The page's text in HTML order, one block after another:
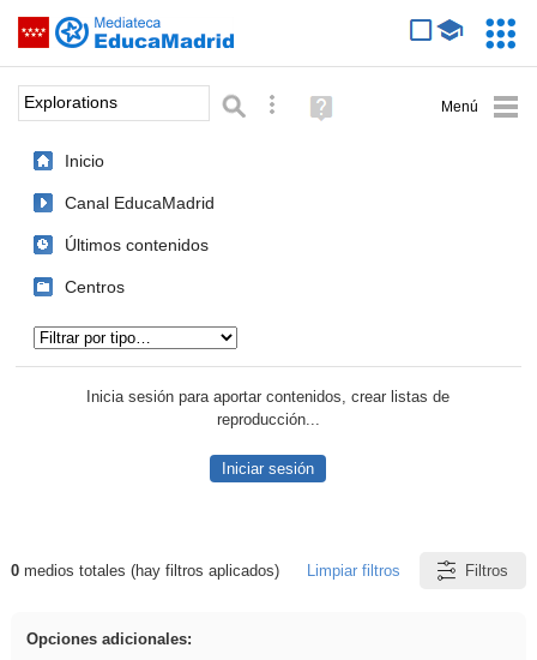
Saltar navegación
Palabra o frase: Búsqueda avanzada
Ayuda
(en
Inicio
Canal EducaMadrid
Últimos contenidos
Centros
Inicia sesión para aportar contenidos, crear listas de
reproducción...
Iniciar sesión
Resultados de: Explorations
0medios totales (hay filtros aplicados) Limpiar filtros Filtros
Opciones adicionales: